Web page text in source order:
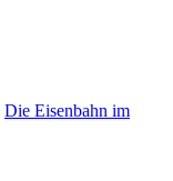
Die Eisenbahn im